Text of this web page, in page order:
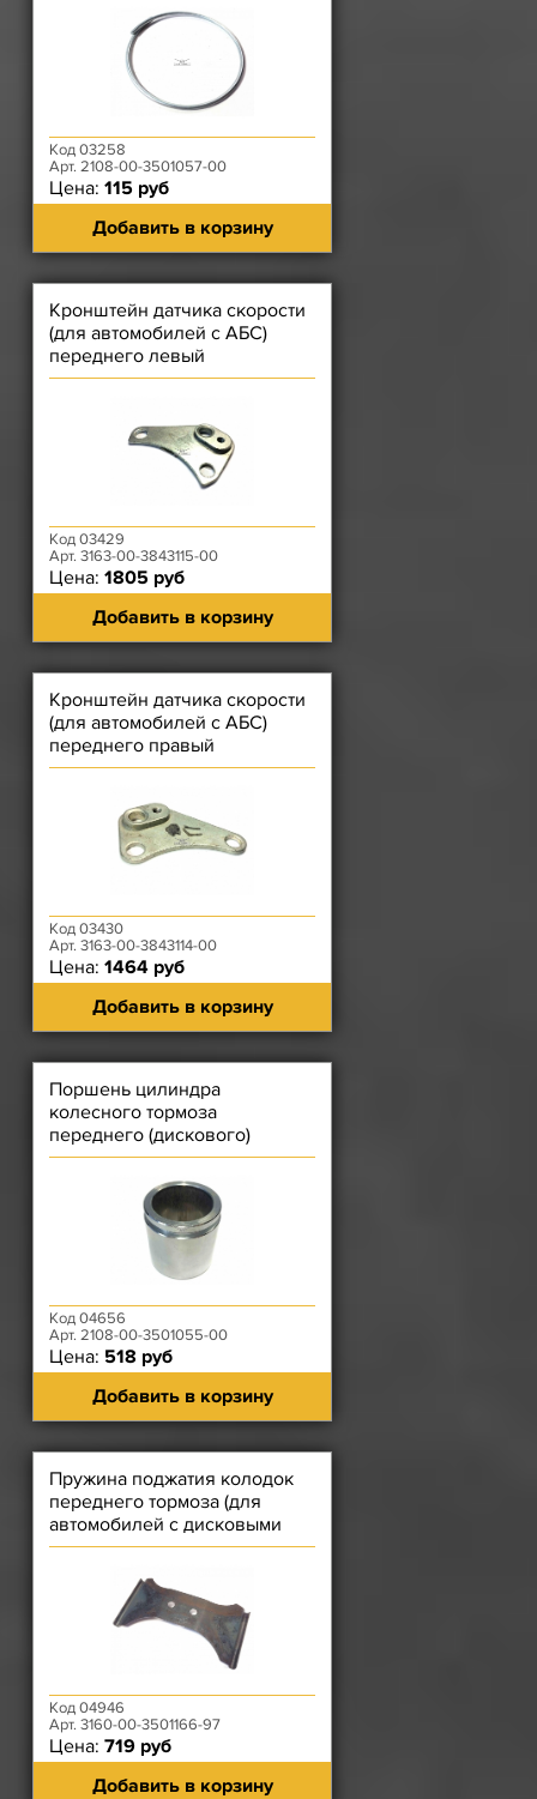
Код 03258
Арт. 2108-00-3501057-00
Цена: 115 руб
Добавить в корзину
Кронштейн датчика скорости
(для автомобилей с АБС)
переднего левый
Код 03429
Арт. 3163-00-3843115-00
Цена: 1805 руб
Добавить в корзину
Кронштейн датчика скорости
(для автомобилей с АБС)
переднего правый
Код 03430
Арт. 3163-00-3843114-00
Цена: 1464 руб
Добавить в корзину
Поршень цилиндра
колесного тормоза
переднего (дискового)
Код 04656
Арт. 2108-00-3501055-00
Цена: 518 руб
Добавить в корзину
Пружина поджатия колодок
переднего тормоза (для
автомобилей с дисковыми
тормозами)
Код 04946
Арт. 3160-00-3501166-97
Цена: 719 руб
Добавить в корзину